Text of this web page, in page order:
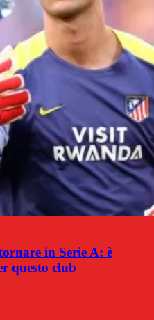
in Serie A: è
questo club